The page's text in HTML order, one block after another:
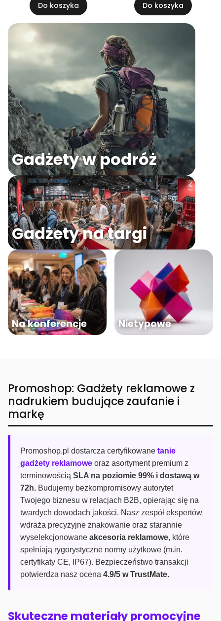
Do koszyka Do koszyka
Gadżety w podróż
Gadżety na targi
Na konferencje Nietypowe
Promoshop: Gadżety reklamowe z
nadrukiem budujące zaufanie i
markę
Promoshop.pl dostarcza certyfikowane tanie
gadżety reklamowe oraz asortyment premium z
terminowością SLA na poziomie 99% i dostawą w
72h. Budujemy bezkompromisowy autorytet
Twojego biznesu w relacjach B2B, opierając się na
twardych dowodach jakości. Nasz zespół ekspertów
wdraża precyzyjne znakowanie oraz starannie
wyselekcjonowane akcesoria reklamowe, które
spełniają rygorystyczne normy użytkowe (m.in.
certyfikaty CE, IP67). Bezpieczeństwo transakcji
potwierdza nasz ocena 4.9/5 w TrustMate.
Skuteczne materiały promocyjne